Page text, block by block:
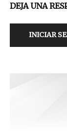
DEJA UNA
INICIAR